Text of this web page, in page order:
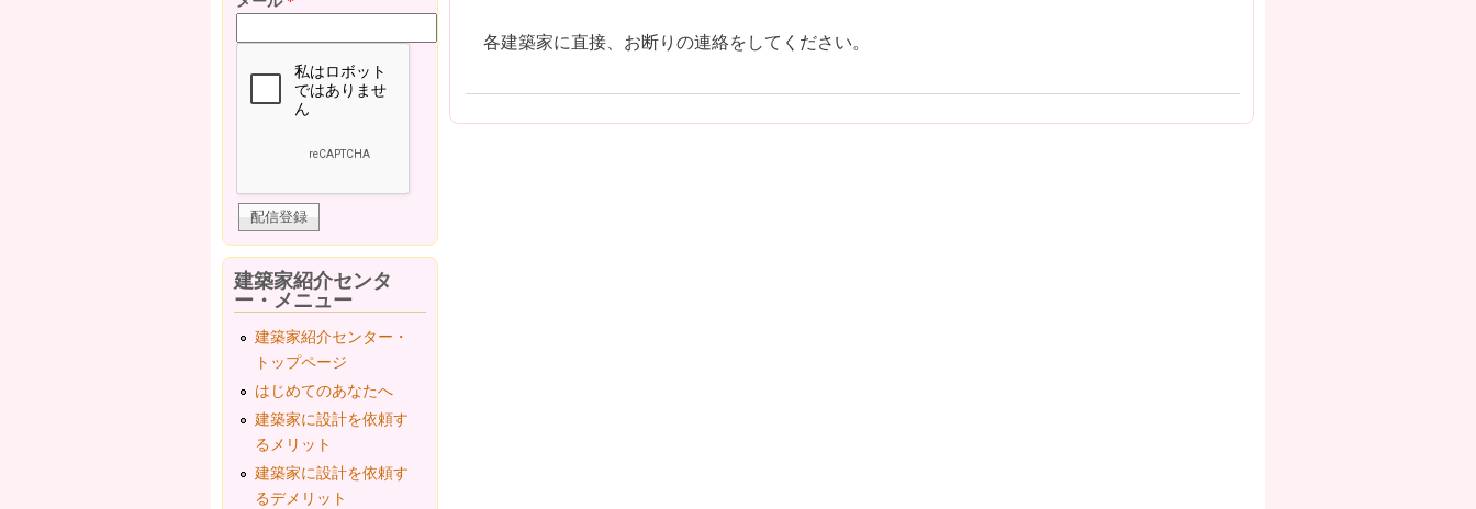
各建築家に直接、お断りの連絡をしてください。
建築家紹介センタ
ー・メニュー
建築家紹介センター・
トップページ
はじめてのあなたへ
建築家に設計を依頼す
るメリット
建築家に設計を依頼す
るデメリット